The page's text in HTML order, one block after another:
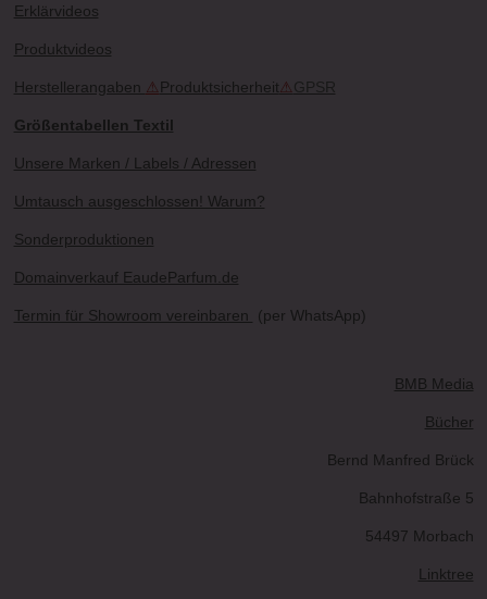
Erklärvideos
Produktvideos
Herstellerangaben ⚠ Produktsicherheit⚠ GPSR
Größentabellen Textil
Unsere Marken / Labels / Adressen
Umtausch ausgeschlossen! Warum?
Sonderproduktionen
Domainverkauf EaudeParfum.de
Termin für Showroom vereinbaren (per WhatsApp)
BMB Media
Bücher
Bernd Manfred Brück
Bahnhofstraße 5
54497 Morbach
Linktree